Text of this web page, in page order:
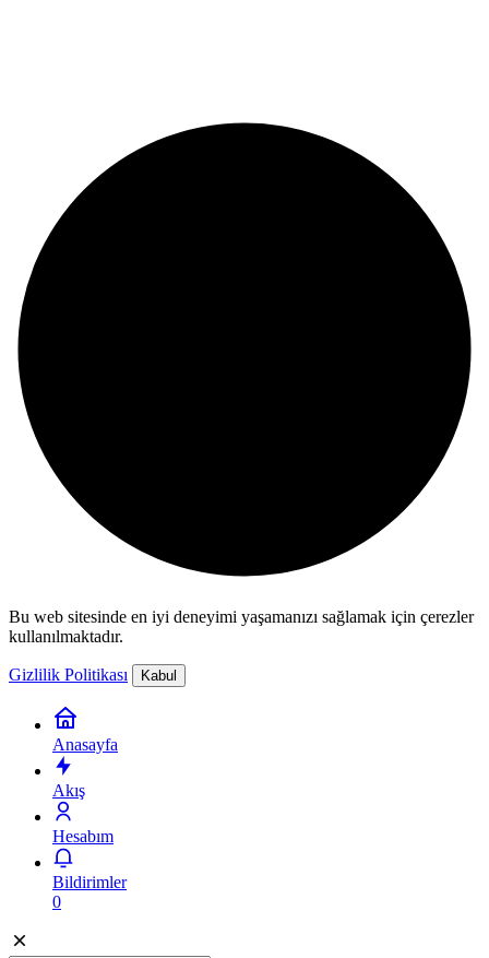
Bu web sitesinde en iyi deneyimi yaşamanızı sağlamak için çerezler
kullanılmaktadır.
Gizlilik Politikası Kabul
Anasayfa
Akış
Hesabım
Bildirimler
0